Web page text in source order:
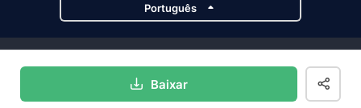
Baixar
Português
Magnific Flaticon